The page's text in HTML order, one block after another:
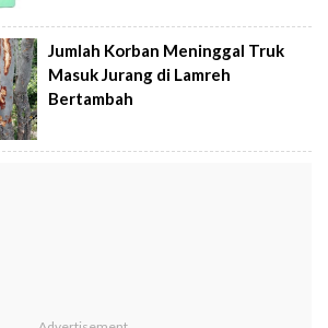
Jumlah Korban Meninggal Truk
Masuk Jurang di Lamreh
Bertambah